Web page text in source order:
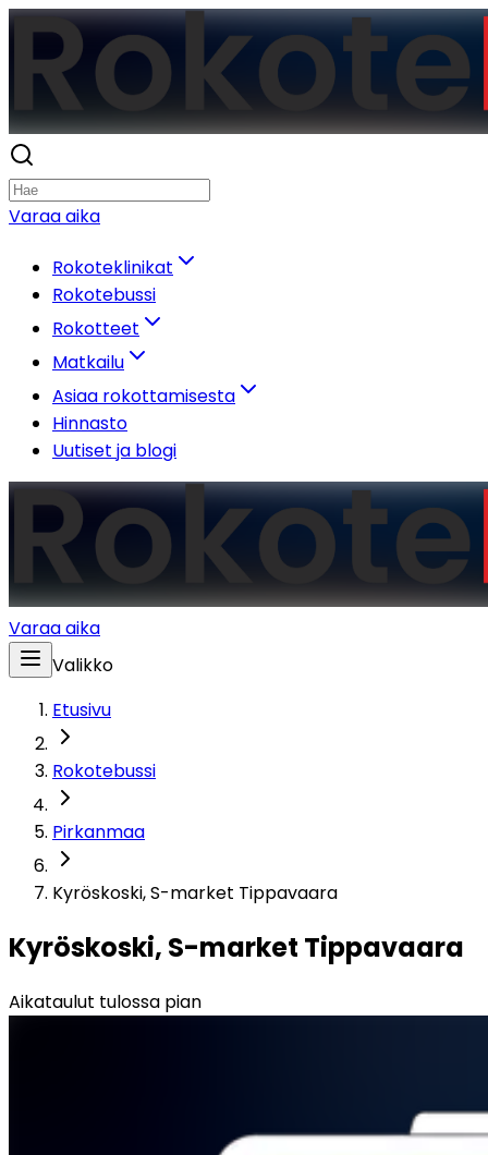
Varaa aika
Rokoteklinikat
Rokotebussi
Rokotteet
Matkailu
Asiaa rokottamisesta
Hinnasto
Uutiset ja blogi
Varaa aika
Valikko
Etusivu
Rokotebussi
Pirkanmaa
Kyröskoski, S-market Tippavaara
Kyröskoski, S-market Tippavaara
Aikataulut tulossa pian